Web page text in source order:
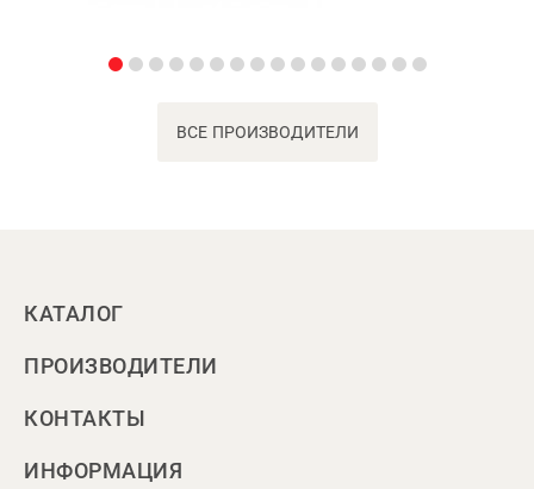
ВСЕ ПРОИЗВОДИТЕЛИ
КАТАЛОГ
ПРОИЗВОДИТЕЛИ
КОНТАКТЫ
ИНФОРМАЦИЯ